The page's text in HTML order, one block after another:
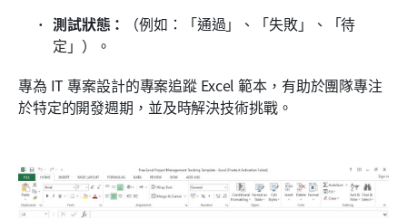
測試狀態：
（例如：「通過」、「失敗」、「待
定」）。
專為 IT 專案設計的專案追蹤 Excel 範本，有助於團隊專注
於特定的開發週期，並及時解決技術挑戰。